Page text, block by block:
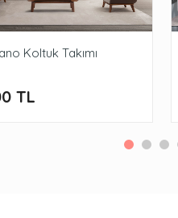
Koltuk Takımı
TL